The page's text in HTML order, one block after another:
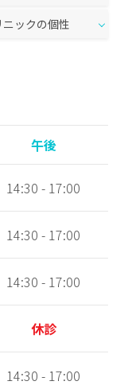
ニックの個性
午後
14:30 - 17:00
14:30 - 17:00
14:30 - 17:00
休診
14:30 - 17:00